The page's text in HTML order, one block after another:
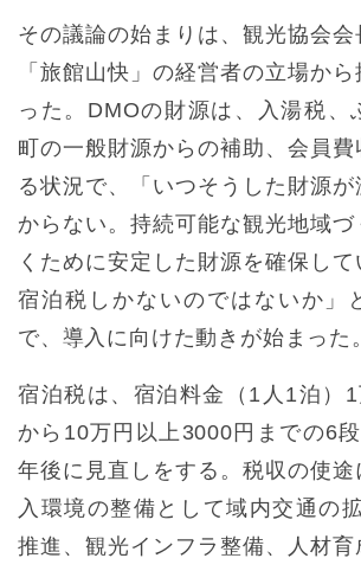
その議論の始まりは、観光協会
「旅館山快」の経営者の立場か
った。DMOの財源は、入湯税、
町の一般財源からの補助、会員
る状況で、「いつそうした財源
からない。持続可能な観光地域
くために安定した財源を確保して
宿泊税しかないのではないか」
で、導入に向けた動きが始まった。
宿泊税は、宿泊料金（1人1泊）
から10万円以上3000円までの6
年後に見直しをする。税収の使途
入環境の整備として域内交通の
推進、観光インフラ整備、人材育